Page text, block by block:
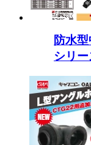
防水
シリ